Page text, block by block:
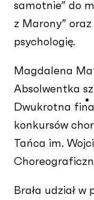
samotnie” do
z Marony” oraz
psychologię.
Magdalena
Absolwentka
Dwukrotna
konkursów
Tańca im.
Brała udział